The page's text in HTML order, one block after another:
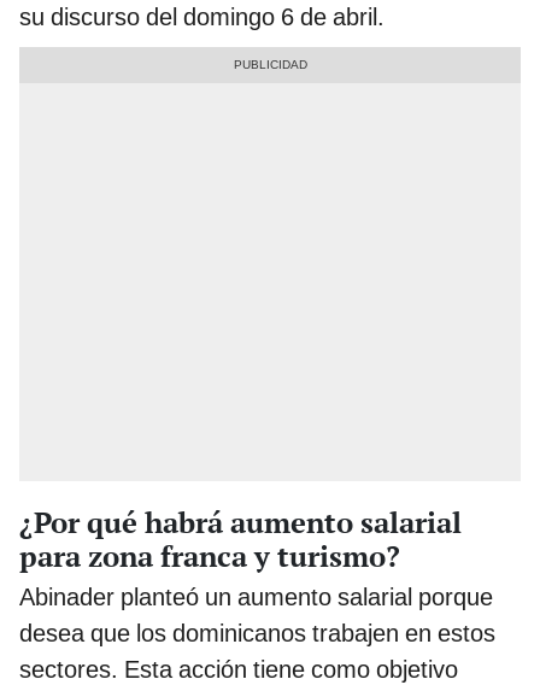
su discurso del domingo 6 de abril.
¿Por qué habrá aumento salarial
para zona franca y turismo?
Abinader planteó un aumento salarial porque
desea que los dominicanos trabajen en estos
sectores. Esta acción tiene como objetivo